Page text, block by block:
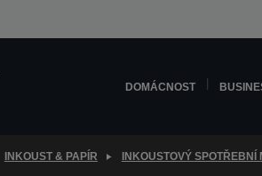
DOMÁCNOST
INKOUST & PAPÍR INKOUSTOVÝ SPOTŘEBNÍ